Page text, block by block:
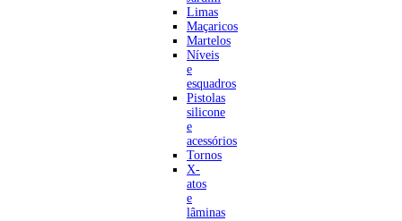
Limas
Maçaricos
Martelos
Níveis
e
esquadros
Pistolas
silicone
e
acessórios
Tornos
X-
atos
e
lâminas